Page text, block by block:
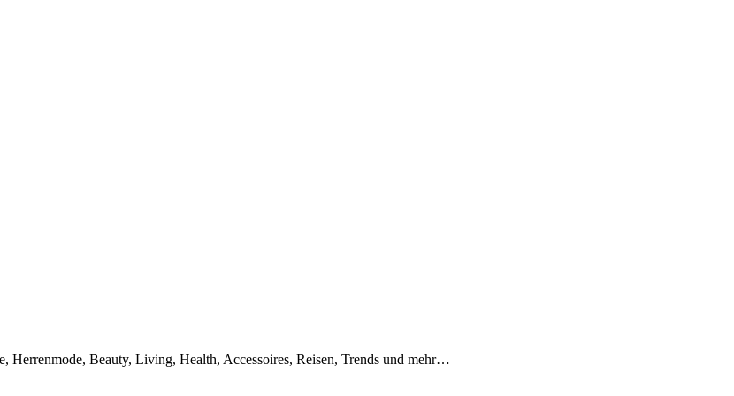
Herrenmode, Beauty, Living, Health, Accessoires, Reisen, Trends und mehr…